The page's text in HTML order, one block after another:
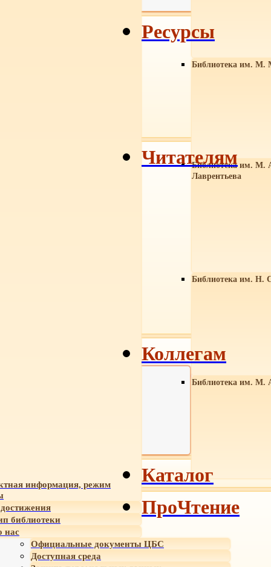
Библиотека им. М.
Библиотека им. М.
Лаврентьева
Библиотека им. Н.
Библиотека им. М.
информация, режим
библиотеки
нас
Официальные документы ЦБС
Доступная среда
Ресурсы
Читателям
Коллегам
Каталог
ПроЧтение